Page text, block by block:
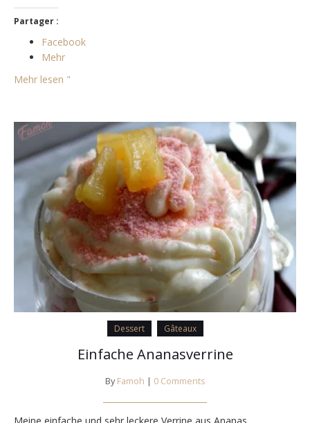
Partager :
Facebook
Mehr
Mehr lesen "
Dessert Gâteaux
Einfache Ananasverrine
By Famoh | 0 Comments